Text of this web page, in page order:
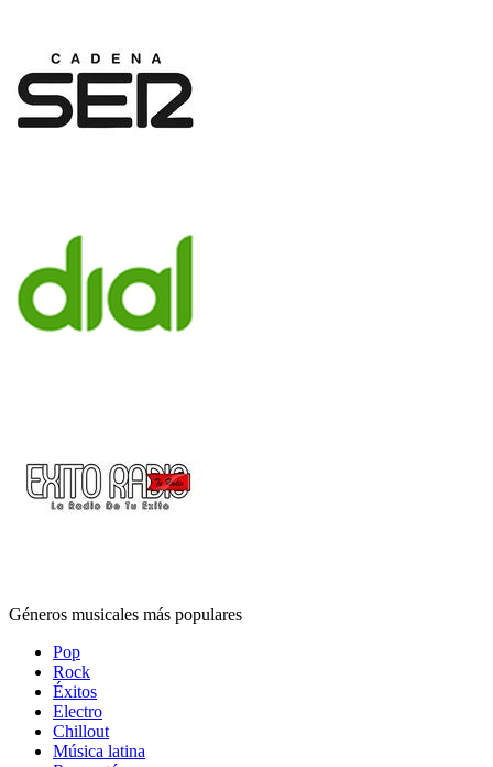
Géneros musicales más populares
Pop
Rock
Éxitos
Electro
Chillout
Música latina